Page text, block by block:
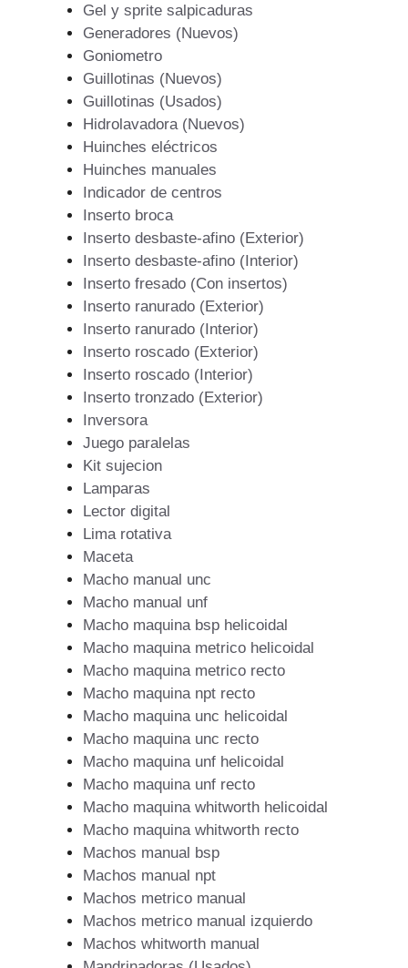
Gel y sprite salpicaduras
Generadores (Nuevos)
Goniometro
Guillotinas (Nuevos)
Guillotinas (Usados)
Hidrolavadora (Nuevos)
Huinches eléctricos
Huinches manuales
Indicador de centros
Inserto broca
Inserto desbaste-afino (Exterior)
Inserto desbaste-afino (Interior)
Inserto fresado (Con insertos)
Inserto ranurado (Exterior)
Inserto ranurado (Interior)
Inserto roscado (Exterior)
Inserto roscado (Interior)
Inserto tronzado (Exterior)
Inversora
Juego paralelas
Kit sujecion
Lamparas
Lector digital
Lima rotativa
Maceta
Macho manual unc
Macho manual unf
Macho maquina bsp helicoidal
Macho maquina metrico helicoidal
Macho maquina metrico recto
Macho maquina npt recto
Macho maquina unc helicoidal
Macho maquina unc recto
Macho maquina unf helicoidal
Macho maquina unf recto
Macho maquina whitworth helicoidal
Macho maquina whitworth recto
Machos manual bsp
Machos manual npt
Machos metrico manual
Machos metrico manual izquierdo
Machos whitworth manual